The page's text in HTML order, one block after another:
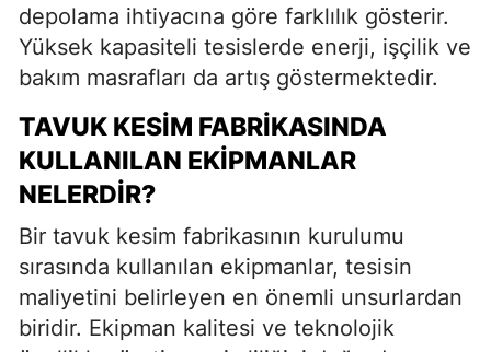
depolama ihtiyacına göre farklılık gösterir.
Yüksek kapasiteli tesislerde enerji, işçilik ve
bakım masrafları da artış göstermektedir.
TAVUK KESIM FABRIKASINDA
KULLANILAN EKIPMANLAR
NELERDIR?
Bir tavuk kesim fabrikasının kurulumu
sırasında kullanılan ekipmanlar, tesisin
maliyetini belirleyen en önemli unsurlardan
biridir. Ekipman kalitesi ve teknolojik